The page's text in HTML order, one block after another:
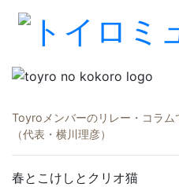
Toyroメンバーのリレー・コラム
（代表・横川理彦）
春とこけしとクリオ猫